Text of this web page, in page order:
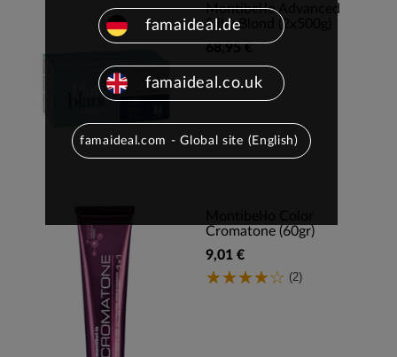
Montibel·lo Advanced
Silky Blond (2x500g)
68,95 €
Cromatone (60gr)
9,01 €
(2)
famaideal.de
famaideal.co.uk
famaideal.com - Global site (English)